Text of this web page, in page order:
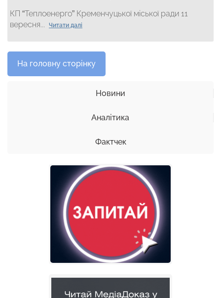
КП “Теплоенерго” Кременчуцької міської ради 11
вересня...
Читати далі
На головну сторінку
Новини
Аналітика
Фактчек